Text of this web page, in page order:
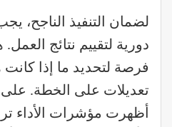
لضمان التنفيذ الناجح،
دورية لتقييم نتائج
فرصة لتحديد ما إذا كانت
تعديلات على الخطة. على
أظهرت مؤشرات الأداء